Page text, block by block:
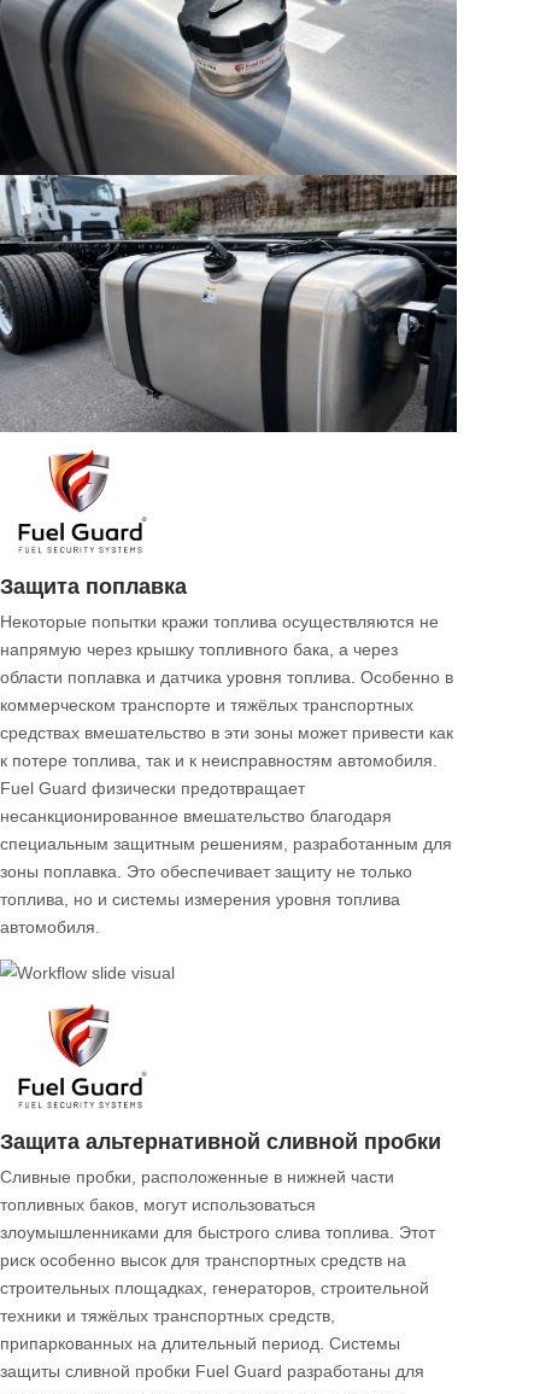
Защита поплавка
Некоторые попытки кражи топлива осуществляются не
напрямую через крышку топливного бака, а через
области поплавка и датчика уровня топлива. Особенно в
коммерческом транспорте и тяжёлых транспортных
средствах вмешательство в эти зоны может привести как
к потере топлива, так и к неисправностям автомобиля.
Fuel Guard физически предотвращает
несанкционированное вмешательство благодаря